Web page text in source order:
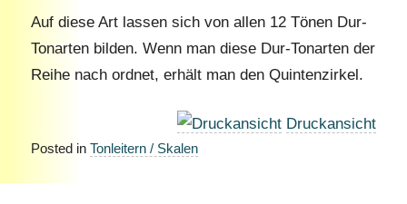
Auf diese Art lassen sich von allen 12 Tönen Dur-
Tonarten bilden. Wenn man diese Dur-Tonarten der
Reihe nach ordnet, erhält man den Quintenzirkel.
Druckansicht
Posted in Tonleitern / Skalen